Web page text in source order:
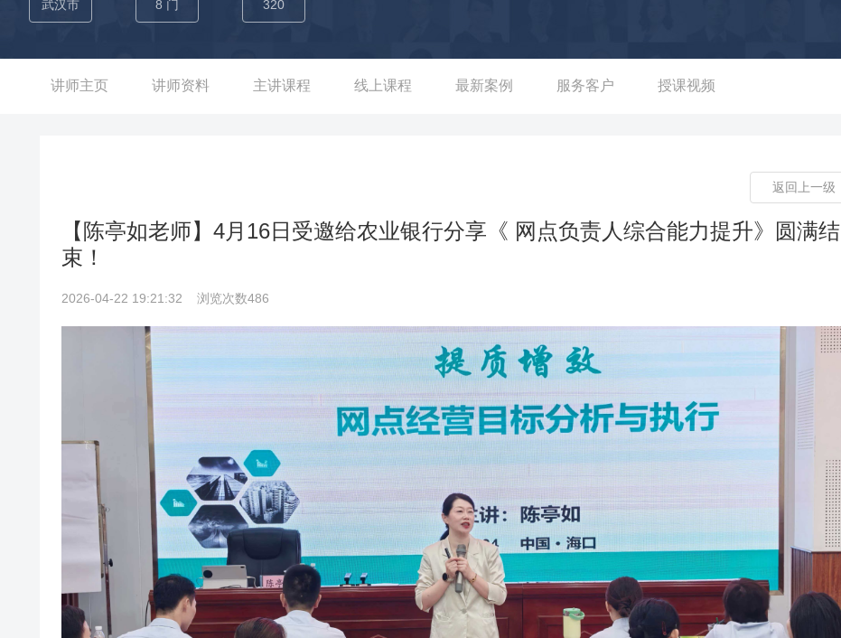
武汉市
8 门
320
讲师主页 讲师资料 主讲课程 线上课程 最新案例 服务客户 授课视频
返回上一级
【陈亭如老师】4月16日受邀给农业银行分享《 网点负责人综合能力提升》圆满结
束！
2026-04-22 19:21:32 浏览次数486